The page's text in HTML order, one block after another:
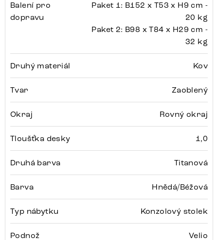
Balení pro
dopravu
Paket 1: B152 x T53 x H9 cm -
20 kg
Paket 2: B98 x T84 x H29 cm -
32 kg
Druhý materiál Kov
Tvar Zaoblený
Okraj Rovný okraj
Tloušťka desky 1,0
Druhá barva Titanová
Barva Hnědá/Béžová
Typ nábytku Konzolový stolek
Podnož Velio